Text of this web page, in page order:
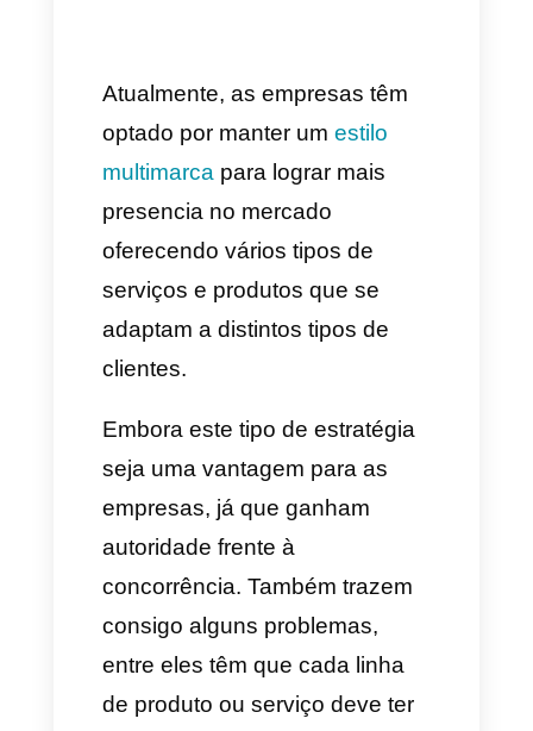
comunicação inclusive
trabalhando em vários
mercados
Conclusão
Atualmente, as empresas têm
multimarca
para lograr mais
presencia no mercado
oferecendo vários tipos de
serviços e produtos que se
adaptam a distintos tipos de
clientes.